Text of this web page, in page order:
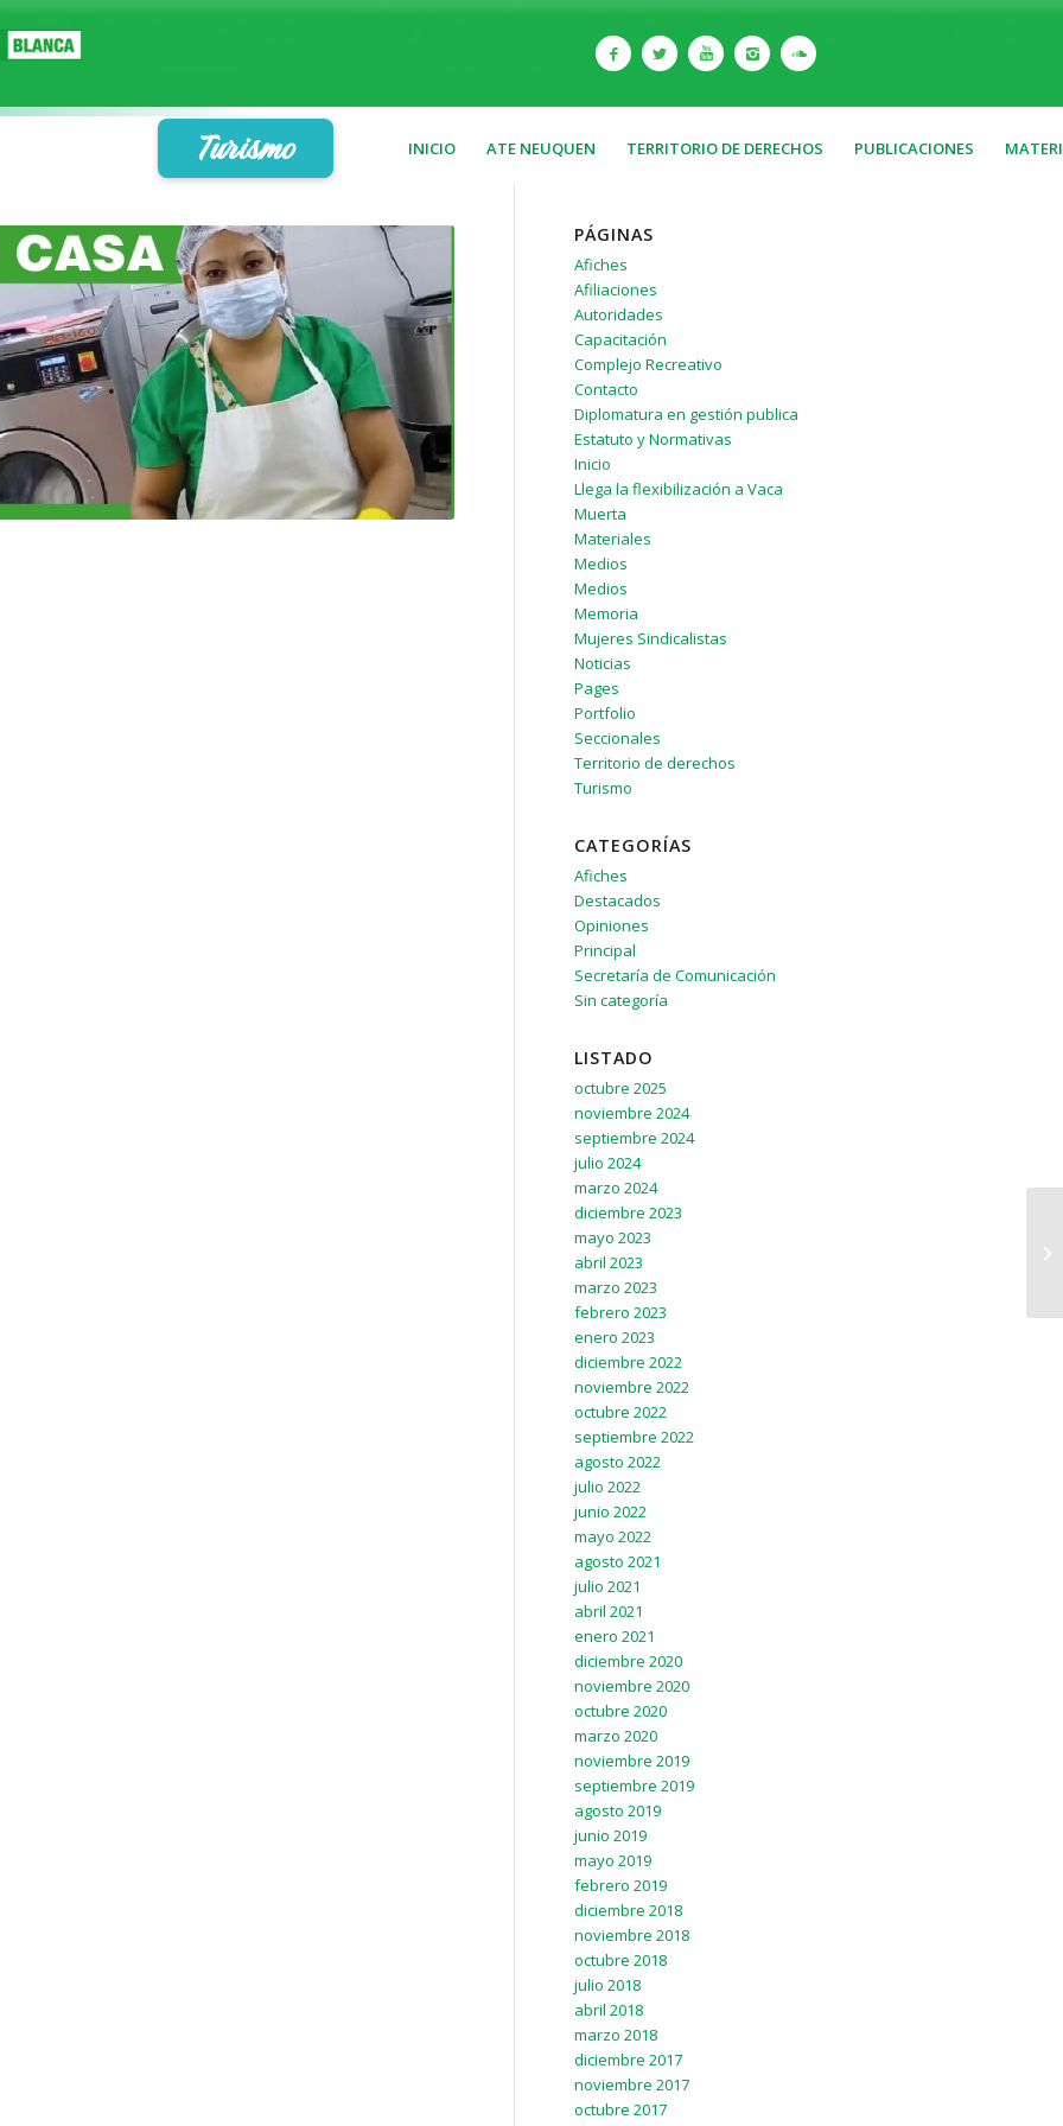
Turismo INICIO ATE NEUQUEN TERRITORIO DE DERECHOS PUBLICACIONES
PÁGINAS
Afiches
Afiliaciones
Autoridades
Capacitación
Complejo Recreativo
Contacto
Diplomatura en gestión publica
Estatuto y Normativas
Inicio
Llega la flexibilización a Vaca
Muerta
Materiales
Medios
Medios
Memoria
Mujeres Sindicalistas
Noticias
Pages
Portfolio
Seccionales
Territorio de derechos
Turismo
CATEGORÍAS
Afiches
Destacados
Opiniones
Principal
Secretaría de Comunicación
Sin categoría
LISTADO
octubre 2025
noviembre 2024
septiembre 2024
julio 2024
marzo 2024
diciembre 2023
mayo 2023
abril 2023
marzo 2023
febrero 2023
enero 2023
diciembre 2022
noviembre 2022
octubre 2022
septiembre 2022
agosto 2022
julio 2022
junio 2022
mayo 2022
agosto 2021
julio 2021
abril 2021
enero 2021
diciembre 2020
noviembre 2020
octubre 2020
marzo 2020
noviembre 2019
septiembre 2019
agosto 2019
junio 2019
mayo 2019
febrero 2019
diciembre 2018
noviembre 2018
octubre 2018
julio 2018
abril 2018
marzo 2018
diciembre 2017
noviembre 2017
octubre 2017